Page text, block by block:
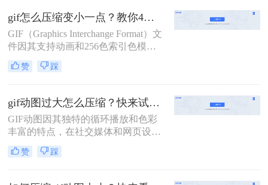
分享或上传时可能带来不便。因此，
了解GIF怎么压缩变得尤为重要。本
文将介绍两种GIF压缩方法。
gif怎么压缩变小一点？教你4招轻松压缩！
GIF（Graphics Interchange Format）文
件因其支持动画和256色索引色模
式，在网络传播中广受欢迎。然而，
GIF文件往往体积较大，影响加载速
一点呢？本文将介绍四种有效的GIF
压缩方法。
赞 踩
gif动图过大怎么压缩？快来试试这3种压缩方法！
GIF动图因其独特的循环播放和色彩
丰富的特点，在社交媒体和网页设计
中广泛应用。然而，过大的GIF文件
不仅会增加加载时间，还可能影响用
成为一项必要的任务。那么gif动图过
赞 踩